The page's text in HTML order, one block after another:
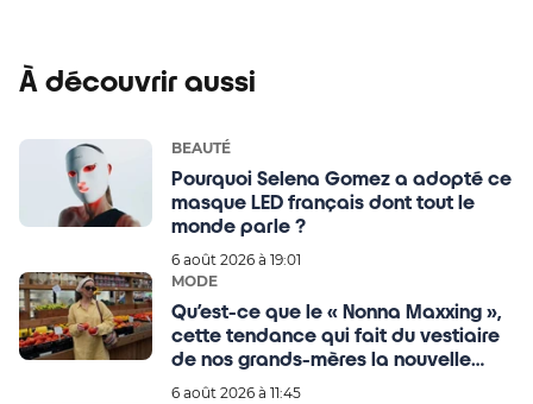
À découvrir aussi
BEAUTÉ
Pourquoi Selena Gomez a adopté ce
masque LED français dont tout le
monde parle ?
6 août 2026 à 19:01
MODE
Qu’est-ce que le « Nonna Maxxing »,
cette tendance qui fait du vestiaire
de nos grands-mères la nouvelle
référence mode de l’été ?
6 août 2026 à 11:45